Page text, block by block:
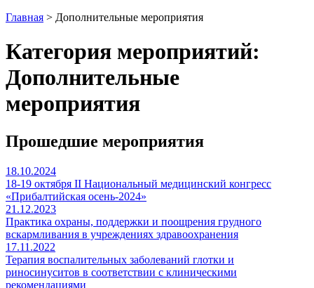
Главная > Дополнительные мероприятия
Категория мероприятий:
Дополнительные
мероприятия
Прошедшие мероприятия
18.10.2024
18-19 октября II Национальный медицинский конгресс
«Прибалтийская осень-2024»
21.12.2023
Практика охраны, поддержки и поощрения грудного
вскармливания в учреждениях здравоохранения
17.11.2022
Терапия воспалительных заболеваний глотки и
риносинуситов в соответствии с клиническими
рекомендациями